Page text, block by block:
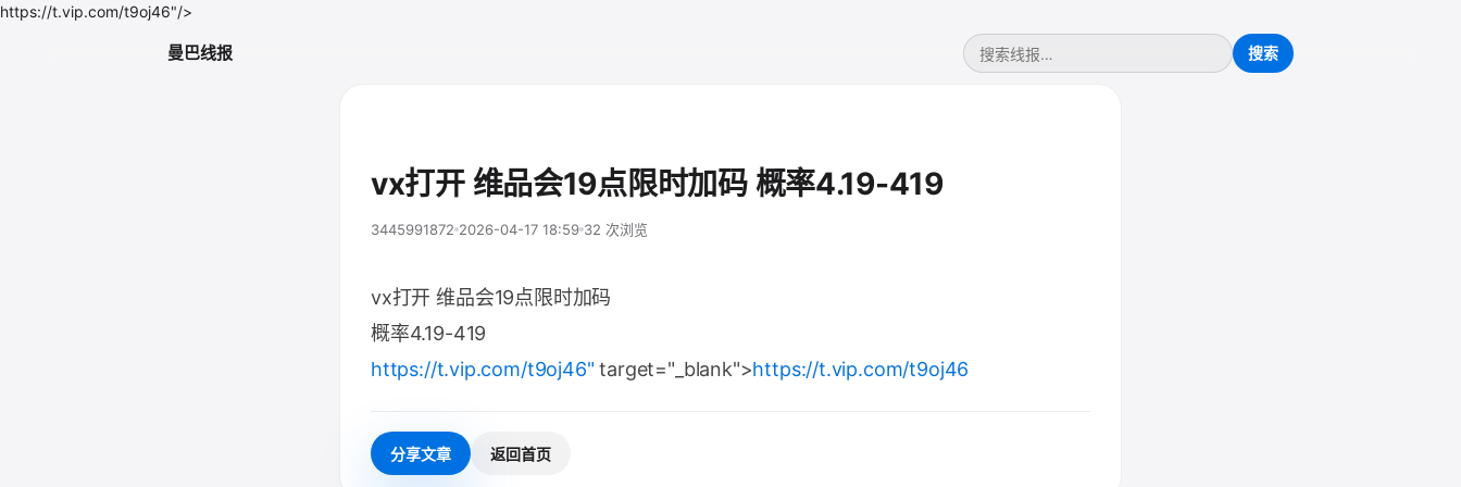
https://t.vip.com/t9oj46"/>
曼巴线报
vx打开 维品会19点限时加码 概率4.19-419
3445991872 2026-04-17 18:59 32 次浏览
vx打开 维品会19点限时加码
概率4.19-419
https://t.vip.com/t9oj46" target="_blank">https://t.vip.com/t9oj46
分享文章 返回首页